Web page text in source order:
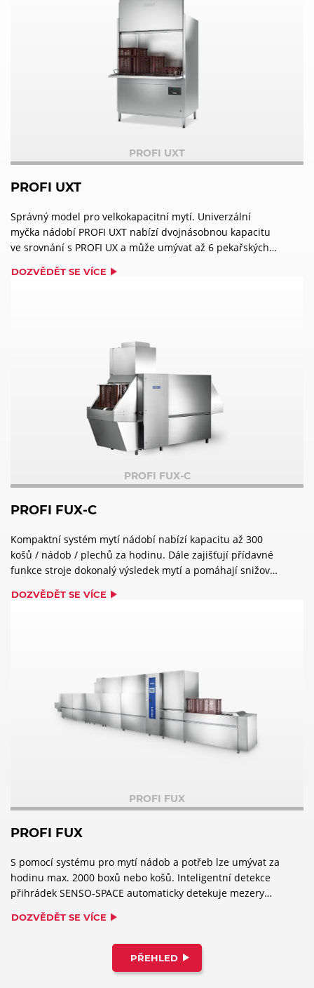
PROFI UXT
PROFI UXT
Správný model pro velkokapacitní mytí. Univerzální
myčka nádobí PROFI UXT nabízí dvojnásobnou kapacitu
ve srovnání s PROFI UX a může umývat až 6 pekařských
DOZVĚDĚT SE VÍCE
PROFI FUX-C
PROFI FUX-C
Kompaktní systém mytí nádobí nabízí kapacitu až 300
košů / nádob / plechů za hodinu. Dále zajišťují přídavné
funkce stroje dokonalý výsledek mytí a pomáhají snižovat
DOZVĚDĚT SE VÍCE
PROFI FUX
PROFI FUX
S pomocí systému pro mytí nádob a potřeb lze umývat za
hodinu max. 2000 boxů nebo košů. Inteligentní detekce
přihrádek SENSO-SPACE automaticky detekuje mezery
minimum.
DOZVĚDĚT SE VÍCE
PŘEHLED